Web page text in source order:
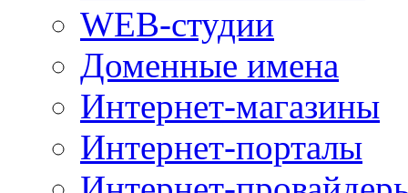
WEB-студии
Доменные имена
Интернет-магазины
Интернет-порталы